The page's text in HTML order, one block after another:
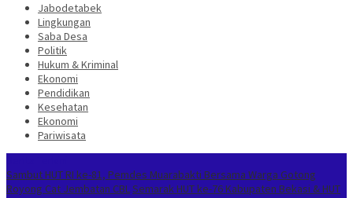
Jabodetabek
Lingkungan
Saba Desa
Politik
Hukum & Kriminal
Ekonomi
Pendidikan
Kesehatan
Ekonomi
Pariwisata
Sambut HUT RI ke-81, Pemdes Muarabakti Bersama Warga Gotong
Royong Cat Jembatan CBLSemarak HUT ke-76 Kabupaten Bekasi & HUT